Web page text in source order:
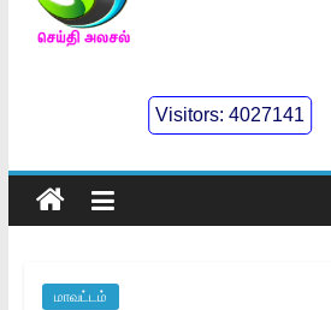
செய்திஅலசல்
Seidhialasal
Tamil
Online
Visitors:4027141
மாவட்டம்